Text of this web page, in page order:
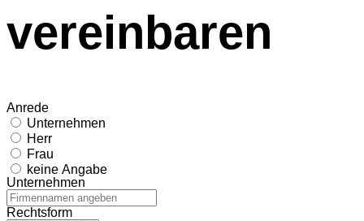
vereinbaren
Anrede
Unternehmen
Herr
Frau
keine Angabe
Unternehmen
Rechtsform